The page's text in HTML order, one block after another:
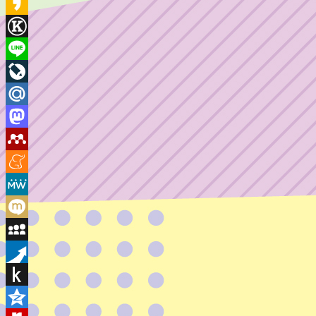
Instapaper
Kakao
Known
Line
LiveJournal
Mail.Ru
Mastodon
Mendeley
Meneame
MeWe
Mixi
MySpace
Pusha
Push